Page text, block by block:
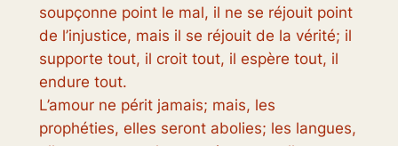
soupçonne point le mal, il ne se réjouit point
de l’injustice, mais il se réjouit de la vérité; il
supporte tout, il croit tout, il espère tout, il
endure tout.
L’amour ne périt jamais; mais, les
prophéties, elles seront abolies; les langues,